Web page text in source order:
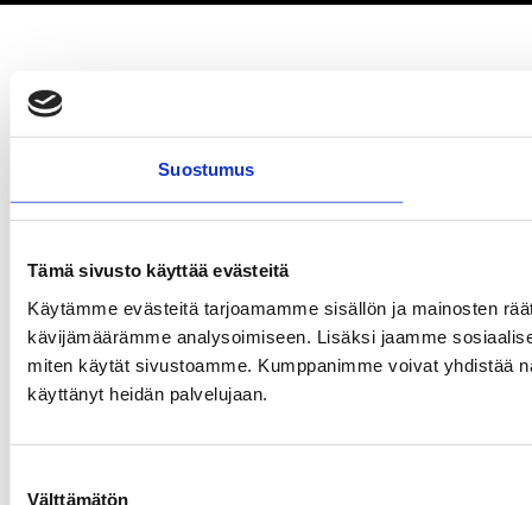
Suostumus
Tämä sivusto käyttää evästeitä
Käytämme evästeitä tarjoamamme sisällön ja mainosten
kävijämäärämme analysoimiseen. Lisäksi jaamme
miten käytät sivustoamme. Kumppanimme voivat yhdistää
käyttänyt heidän palvelujaan.
Välttämätön